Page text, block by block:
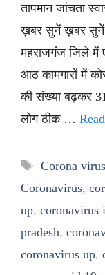
तापमान जांचता
ख़बर सुनें ख़बर सुनें
महराजगंज जिले में
आठ कामगारों में
की संख्या बढ़कर
लोग ठीक …
Tags
Corona
Coronavirus,
up, coronavirus
pradesh,
coronavirus up,